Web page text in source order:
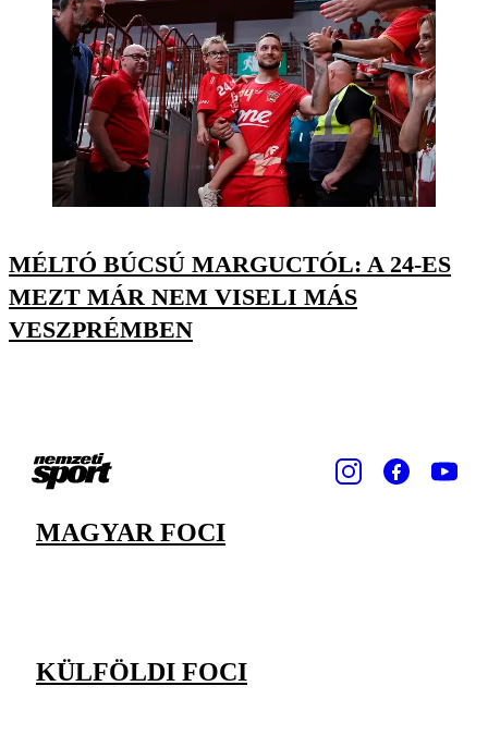
MÉLTÓ BÚCSÚ MARGUCTÓL: A 24-ES
MEZT MÁR NEM VISELI MÁS
VESZPRÉMBEN
MAGYAR FOCI
KÜLFÖLDI FOCI